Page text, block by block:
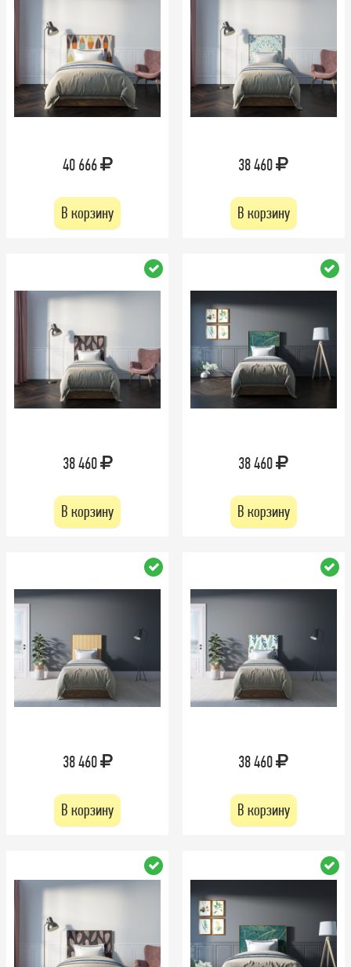
40 666
В корзину
38 460
В корзину
38 460
В корзину
38 460
В корзину
38 460
В корзину
38 460
В корзину